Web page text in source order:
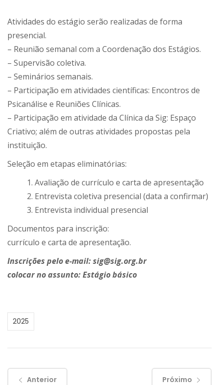
Atividades do estágio serão realizadas de forma
presencial.
– Reunião semanal com a Coordenação dos Estágios.
– Supervisão coletiva.
– Seminários semanais.
– Participação em atividades científicas: Encontros de
Psicanálise e Reuniões Clínicas.
– Participação em atividade da Clínica da Sig: Espaço
Criativo; além de outras atividades propostas pela
instituição.
Seleção em etapas eliminatórias:
1. Avaliação de currículo e carta de apresentação
2. Entrevista coletiva presencial (data a confirmar)
3. Entrevista individual presencial
Documentos para inscrição:
currículo e carta de apresentação.
Inscrições pelo e-mail: sig@sig.org.br
colocar no assunto: Estágio básico
2025
Anterior Próximo